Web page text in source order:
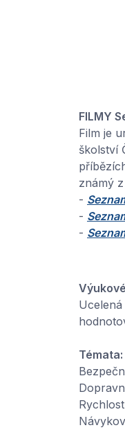
FILMY
Film je
školství
známý
-
-
-
Témata: